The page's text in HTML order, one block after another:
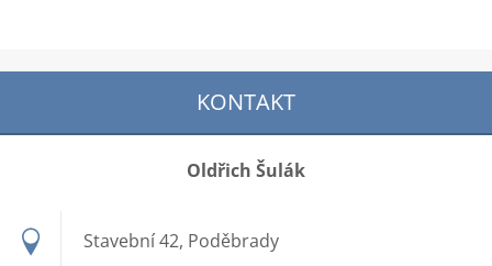
KONTAKT
Oldřich Šulák
Stavební 42, Poděbrady